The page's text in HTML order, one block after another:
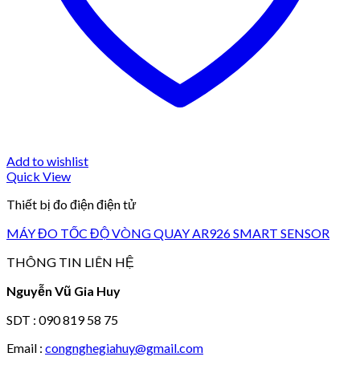
Add to wishlist
Quick View
Thiết bị đo điện điện tử
MÁY ĐO TỐC ĐỘ VÒNG QUAY AR926 SMART SENSOR
THÔNG TIN LIÊN HỆ
Nguyễn Vũ Gia Huy
SDT : 090 819 58 75
Email : congnghegiahuy@gmail.com